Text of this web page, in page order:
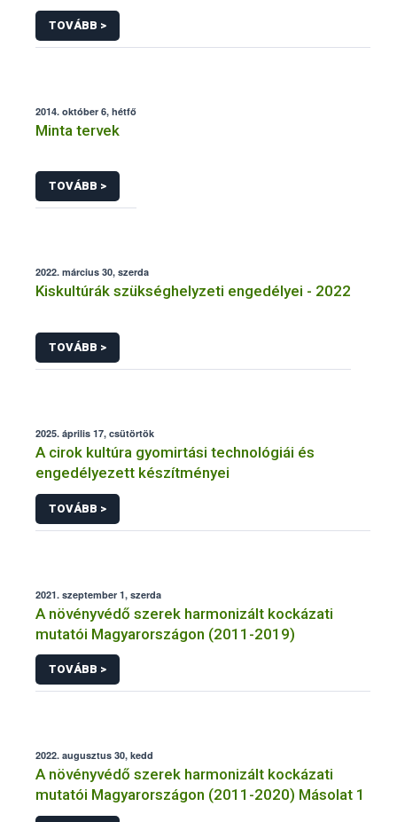
TOVÁBB >
2014. október 6, hétfő
Minta tervek
TOVÁBB >
2022. március 30, szerda
Kiskultúrák szükséghelyzeti engedélyei - 2022
TOVÁBB >
2025. április 17, csütörtök
A cirok kultúra gyomirtási technológiái és
engedélyezett készítményei
TOVÁBB >
2021. szeptember 1, szerda
A növényvédő szerek harmonizált kockázati
mutatói Magyarországon (2011-2019)
TOVÁBB >
2022. augusztus 30, kedd
A növényvédő szerek harmonizált kockázati
mutatói Magyarországon (2011-2020) Másolat 1